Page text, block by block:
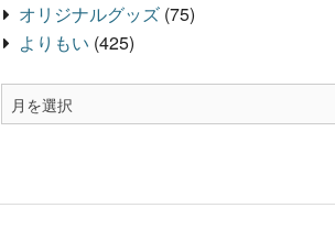
オリジナルグッズ (75)
よりもい (425)